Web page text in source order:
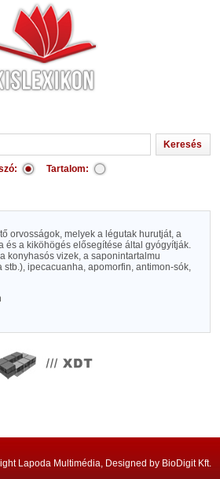
Tartalom:
orvosságok, melyek a légutak hurutját, a
és a kiköhögés elősegítése által gyógyítják.
konyhasós vizek, a saponintartalmu
ipecacuanha, apomorfin, antimon-sók,
Lapoda Multimédia, Designed by BioDigit Kft.